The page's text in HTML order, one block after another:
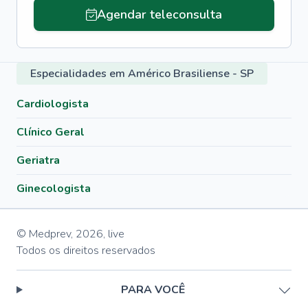
Agendar teleconsulta
Especialidades em Américo Brasiliense - SP
Cardiologista
Clínico Geral
Geriatra
Ginecologista
© Medprev, 2026, live
Todos os direitos reservados
PARA VOCÊ